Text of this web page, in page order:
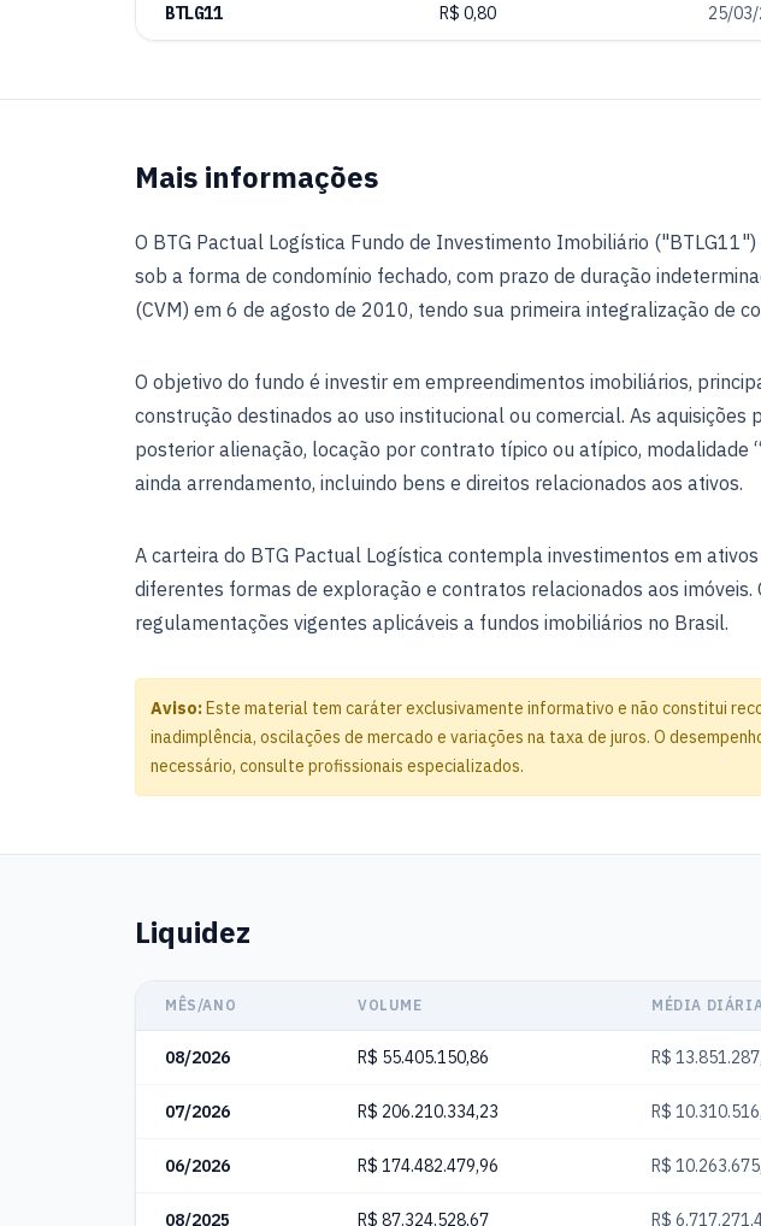
BTLG11 R$ 0,80 25/
Mais informações
O BTG Pactual Logística Fundo de Investimento Imobiliário
sob a forma de condomínio fechado, com prazo de duração
(CVM) em 6 de agosto de 2010, tendo sua primeira integralização de
O objetivo do fundo é investir em empreendimentos imobiliários,
construção destinados ao uso institucional ou comercial. As
posterior alienação, locação por contrato típico ou atípico,
ainda arrendamento, incluindo bens e direitos relacionados aos ativos.
A carteira do BTG Pactual Logística contempla investimentos em
diferentes formas de exploração e contratos relacionados aos
regulamentações vigentes aplicáveis a fundos imobiliários no Brasil.
Aviso:Este material tem caráter exclusivamente informativo e não constitui
inadimplência, oscilações de mercado e variações na taxa de juros. O
necessário, consulte profissionais especializados.
Liquidez
MÊS/ANO VOLUME MÉDIA
08/2026 R$ 55.405.150,86 R$
07/2026 R$ 206.210.334,23 R$
06/2026 R$ 174.482.479,96 R$
08/2025 R$ 87.324.528,67 R$